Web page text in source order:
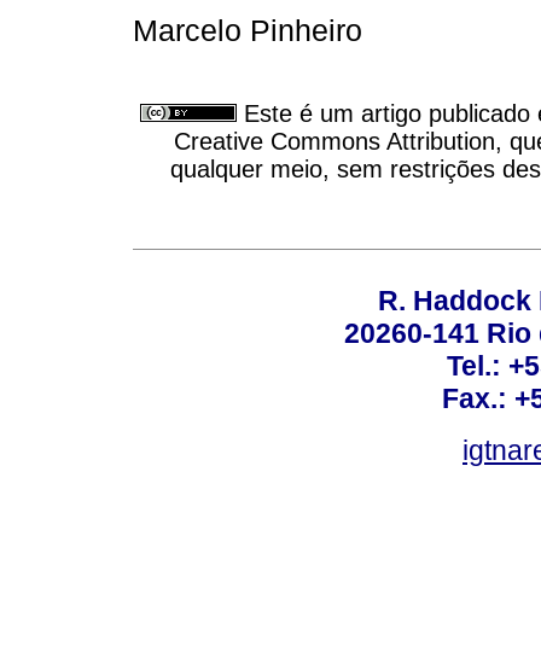
Marcelo Pinheiro
Este é um artigo
Creative Commons Attribution,
qualquer meio, sem restrições
R. Haddock
20260-141
Tel.:
Fax.: